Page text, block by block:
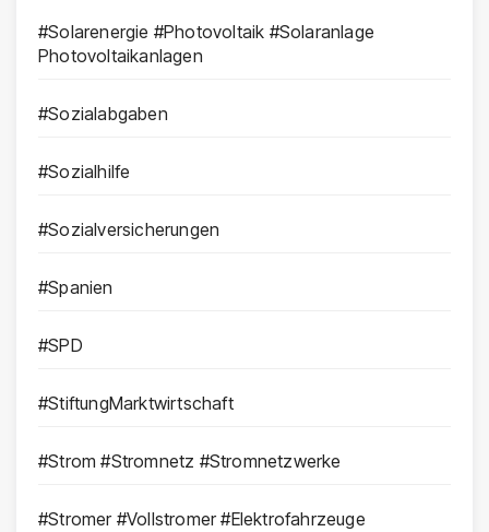
#Solarenergie #Photovoltaik #Solaranlage
Photovoltaikanlagen
#Sozialabgaben
#Sozialhilfe
#Sozialversicherungen
#Spanien
#SPD
#StiftungMarktwirtschaft
#Strom #Stromnetz #Stromnetzwerke
#Stromer #Vollstromer #Elektrofahrzeuge